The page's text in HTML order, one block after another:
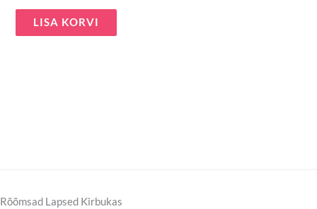
LISA KORVI
Rõõmsad Lapsed Kirbukas